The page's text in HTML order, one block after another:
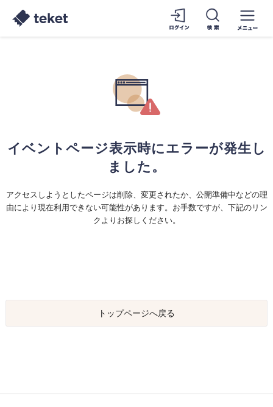
イベントページ表示時にエラーが発生し
ました。
アクセスしようとしたページは削除、変更されたか、公開準備中などの理
由により現在利用できない可能性があります。お手数ですが、下記のリン
クよりお探しください。
トップページへ戻る